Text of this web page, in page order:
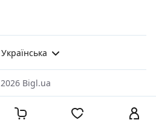
Українська
2026 Bigl.ua